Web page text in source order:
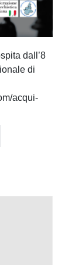
dall’8
di
acqui-